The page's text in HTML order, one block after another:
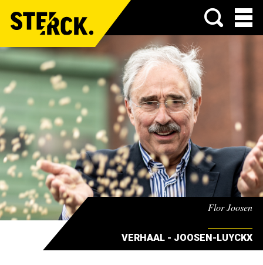
Menu
Flor Joosen
VERHAAL - JOOSEN-LUYCKX